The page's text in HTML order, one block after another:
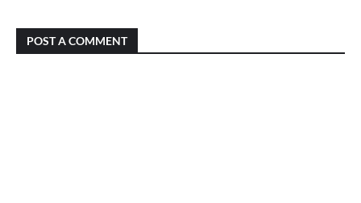
POST A COMMENT